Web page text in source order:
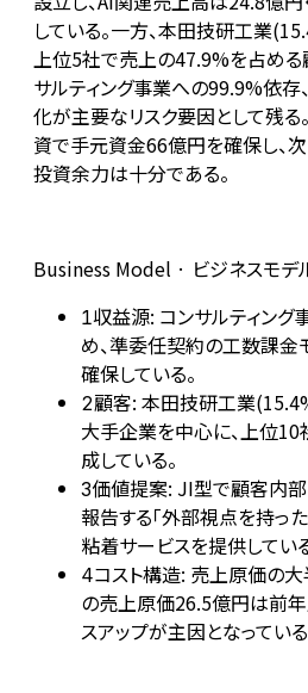
している。一方、本田技研工業
上位5社で売上の47.9%を占める
サルティング事業への99.9%依
化が主要なリスク要因として残
資で手元資金66億円を確保し、
投資余力は十分である。
Business Model · ビジネスモデ
1収益源: コンサルティン
め、準委任契約の工数課
確保している。
2顧客: 本田技研工業
大手企業を中心に、上位
成している。
3価値提案: JI型で顧客内
報告する「外部視点を持っ
粘着サービスを提供してい
4コスト構造: 売上原価の
の売上原価26.5億円は前
スアップが主因となっている